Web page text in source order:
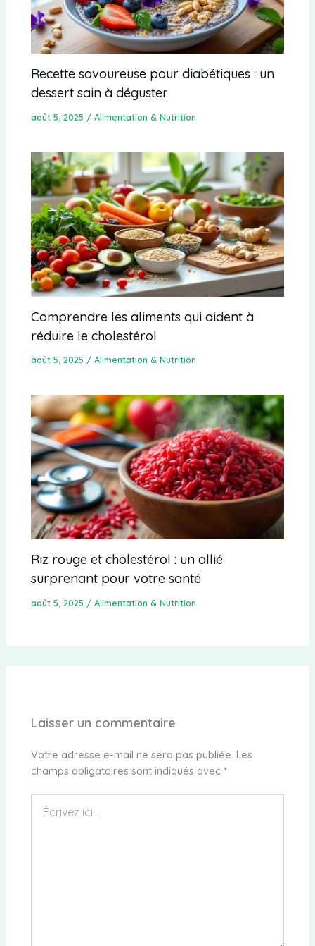
Recette savoureuse pour diabétiques : un
dessert sain à déguster
août 5, 2025 /Alimentation & Nutrition
Comprendre les aliments qui aident à
réduire le cholestérol
août 5, 2025 /Alimentation & Nutrition
Riz rouge et cholestérol : un allié
surprenant pour votre santé
août 5, 2025 /Alimentation & Nutrition
Laisser un commentaire
Votre adresse e-mail ne sera pas publiée. Les
champs obligatoires sont indiqués avec *
ici…